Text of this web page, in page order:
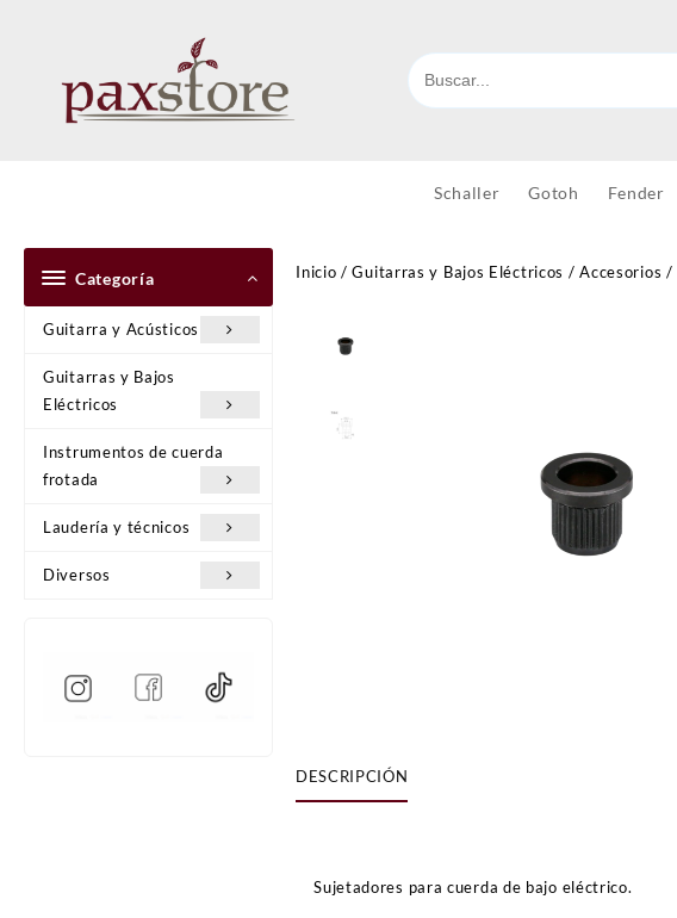
Schaller Gotoh Fender
Categoría
Guitarra y Acústicos
Guitarras y Bajos
Eléctricos
Instrumentos de cuerda
frotada
Laudería y técnicos
Diversos
Inicio /Guitarras y Bajos Eléctricos /Accesorios /
DESCRIPCIÓN
Sujetadores para cuerda de bajo eléctrico.